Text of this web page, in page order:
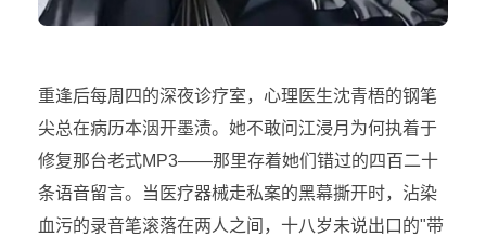
重逢后每周四的深夜诊疗室，心理医生沈青梧的钢笔
尖总在病历本洇开墨渍。她不敢问江浸月为何执着于
修复那台老式MP3——那里存着她们错过的四百二十
条语音留言。当医疗器械走私案的黑幕撕开时，沾染
血污的录音笔滚落在两人之间，十八岁未说出口的"带